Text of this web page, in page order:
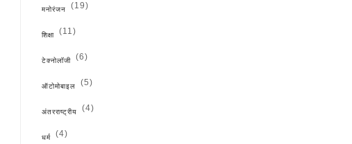
मनोरंजन (19)
शिक्षा (11)
टेक्नोलॉजी (6)
ऑटोमोबाइल (5)
अंतरराष्ट्रीय (4)
धर्म (4)